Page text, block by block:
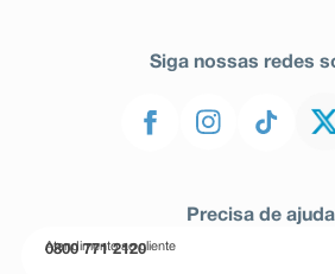
Siga nossas redes
Precisa de
Atendimento ao cliente
0800 771 2120